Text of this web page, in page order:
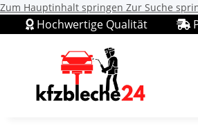
Zum Hauptinhalt springen Zur Suche
Hochwertige Qualität